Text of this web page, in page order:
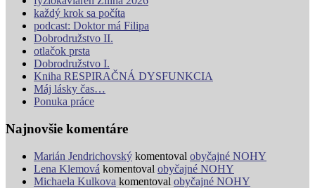
každý krok sa počíta
podcast: Doktor má Filipa
Dobrodružstvo II.
otlačok prsta
Dobrodružstvo I.
Kniha RESPIRAČNÁ DYSFUNKCIA
Máj lásky čas…
Ponuka práce
Najnovšie komentáre
Marián Jendrichovský komentoval obyčajné NOHY
Lena Klemová komentoval obyčajné NOHY
Michaela Kulkova komentoval obyčajné NOHY